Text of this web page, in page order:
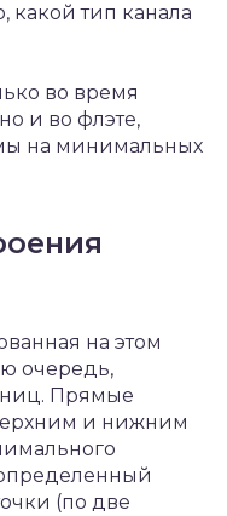
какой тип канала
во время
и во флэте,
на минимальных
на этом
очередь,
Прямые
и нижним
(по две